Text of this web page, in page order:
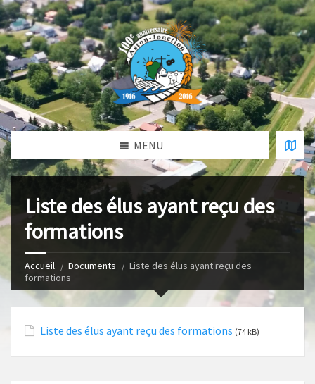
MENU
Liste des élus ayant reçu des
formations
Accueil Documents
Liste des élus ayant reçu des
formations
Liste des élus ayant reçu des formations (74 kB)